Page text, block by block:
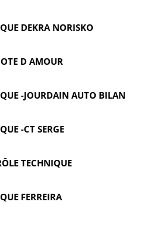
DEKRA NORISKO
D AMOUR
-JOURDAIN AUTO BILAN
-CT SERGE
TECHNIQUE
FERREIRA